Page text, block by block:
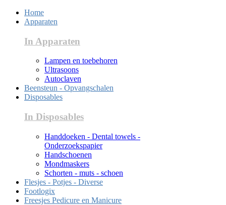
Home
Apparaten
In Apparaten
Lampen en toebehoren
Ultrasoons
Autoclaven
Beensteun - Opvangschalen
Disposables
In Disposables
Handdoeken - Dental towels -
Onderzoekspapier
Handschoenen
Mondmaskers
Schorten - muts - schoen
Flesjes - Potjes - Diverse
Footlogix
Freesjes Pedicure en Manicure